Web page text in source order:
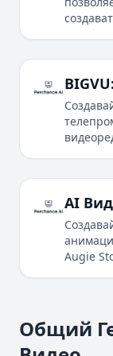
AI
Augie
Общий